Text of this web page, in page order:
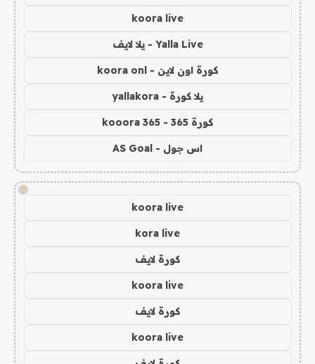
koora live
Yalla Live - يلا لايف
كورة اون لاين - koora onl
يلا كورة - yallakora
كورة 365 - kooora 365
اس جول - AS Goal
!
koora live
kora live
كورة لايف
koora live
كورة لايف
koora live